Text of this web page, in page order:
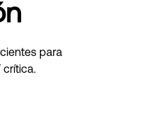
para
crítica.